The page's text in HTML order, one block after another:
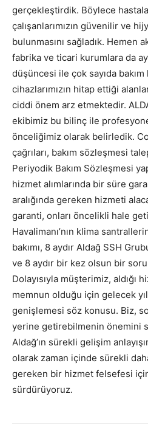
gerçekleştirdik. Böylece
çalışanlarımızın güvenilir ve
bulunmasını sağladık. Hemen
fabrika ve ticari kurumlara da
düşüncesi ile çok sayıda
cihazlarımızın hitap ettiği
ciddi önem arz etmektedir.
ekibimiz bu bilinç ile
önceliğimiz olarak belirledik.
çağrıları, bakım sözleşmesi
Periyodik Bakım Sözleşmesi
hizmet alımlarında bir süre
aralığında gereken hizmeti
garanti, onları öncelikli hale
Havalimanı’nın klima
bakımı, 8 aydır Aldağ SSH
ve 8 aydır bir kez olsun bir
Dolayısıyla müşterimiz, aldığı
memnun olduğu için gelecek yıl
genişlemesi söz konusu. Biz,
yerine getirebilmenin önemini
Aldağ’ın sürekli gelişim
olarak zaman içinde sürekli
gereken bir hizmet felsefesi
sürdürüyoruz.